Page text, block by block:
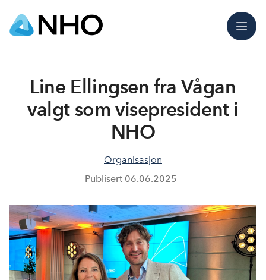
Meny
Line Ellingsen fra Vågan
valgt som visepresident i
NHO
Organisasjon
Publisert 06.06.2025